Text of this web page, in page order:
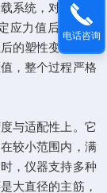
系统，对钢筋试
应力值后平稳卸
的塑性变形量，
，整个过程严格
与适配性上。它
较小范围内，满
，仪器支持多种
大直径的主筋，
电话咨询